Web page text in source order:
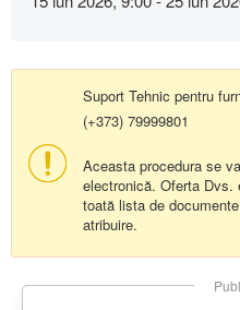
Suport Tehnic pentru
(+373) 79999801
Aceasta procedura se
electronică. Oferta
toată lista de
atribuire.